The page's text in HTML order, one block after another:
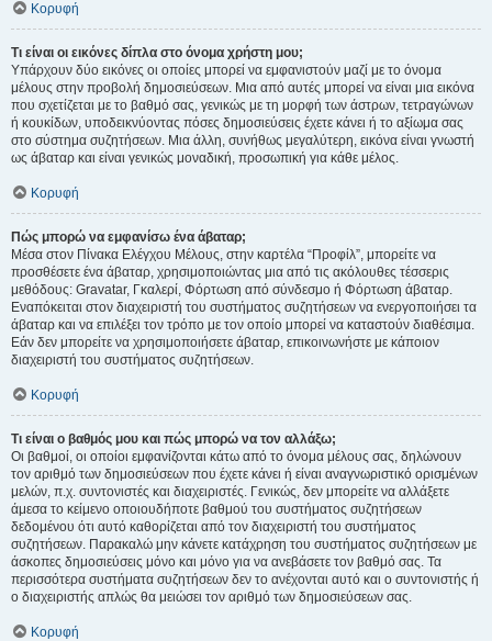
Κορυφή
Τι είναι οι εικόνες δίπλα στο όνομα χρήστη μου;
Υπάρχουν δύο εικόνες οι οποίες μπορεί να εμφανιστούν μαζί με το όνομα
μέλους στην προβολή δημοσιεύσεων. Μια από αυτές μπορεί να είναι μια εικόνα
που σχετίζεται με το βαθμό σας, γενικώς με τη μορφή των άστρων, τετραγώνων
ή κουκίδων, υποδεικνύοντας πόσες δημοσιεύσεις έχετε κάνει ή το αξίωμα σας
στο σύστημα συζητήσεων. Μια άλλη, συνήθως μεγαλύτερη, εικόνα είναι γνωστή
ως άβαταρ και είναι γενικώς μοναδική, προσωπική για κάθε μέλος.
Κορυφή
Πώς μπορώ να εμφανίσω ένα άβαταρ;
Μέσα στον Πίνακα Ελέγχου Μέλους, στην καρτέλα “Προφίλ”, μπορείτε να
προσθέσετε ένα άβαταρ, χρησιμοποιώντας μια από τις ακόλουθες τέσσερις
μεθόδους: Gravatar, Γκαλερί, Φόρτωση από σύνδεσμο ή Φόρτωση άβαταρ.
Εναπόκειται στον διαχειριστή του συστήματος συζητήσεων να ενεργοποιήσει τα
άβαταρ και να επιλέξει τον τρόπο με τον οποίο μπορεί να καταστούν διαθέσιμα.
Εάν δεν μπορείτε να χρησιμοποιήσετε άβαταρ, επικοινωνήστε με κάποιον
διαχειριστή του συστήματος συζητήσεων.
Κορυφή
Τι είναι ο βαθμός μου και πώς μπορώ να τον αλλάξω;
Οι βαθμοί, οι οποίοι εμφανίζονται κάτω από το όνομα μέλους σας, δηλώνουν
τον αριθμό των δημοσιεύσεων που έχετε κάνει ή είναι αναγνωριστικό ορισμένων
μελών, π.χ. συντονιστές και διαχειριστές. Γενικώς, δεν μπορείτε να αλλάξετε
άμεσα το κείμενο οποιουδήποτε βαθμού του συστήματος συζητήσεων
δεδομένου ότι αυτό καθορίζεται από τον διαχειριστή του συστήματος
συζητήσεων. Παρακαλώ μην κάνετε κατάχρηση του συστήματος συζητήσεων με
άσκοπες δημοσιεύσεις μόνο και μόνο για να ανεβάσετε τον βαθμό σας. Τα
περισσότερα συστήματα συζητήσεων δεν το ανέχονται αυτό και ο συντονιστής ή
ο διαχειριστής απλώς θα μειώσει τον αριθμό των δημοσιεύσεων σας.
Κορυφή